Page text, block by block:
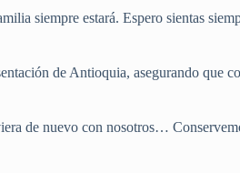
siempre estará. Espero sientas
de Antioquia, asegurando que
de nuevo con nosotros…